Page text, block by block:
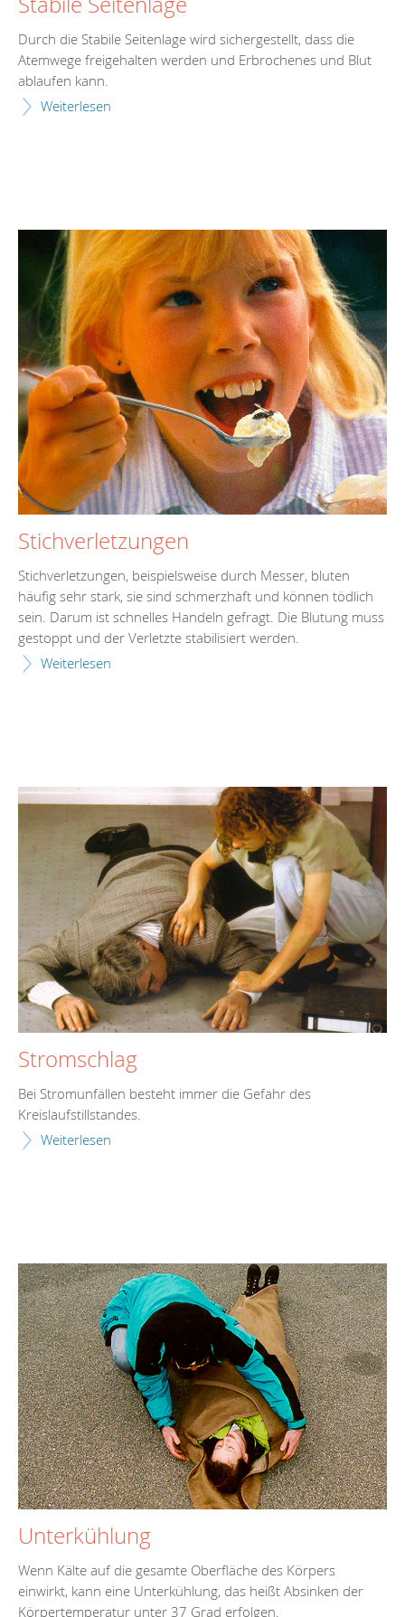
Durch die Stabile Seitenlage wird sichergestellt, dass die
Atemwege freigehalten werden und Erbrochenes und Blut
ablaufen kann.
Weiterlesen
Stichverletzungen
Stichverletzungen, beispielsweise durch Messer, bluten
häufig sehr stark, sie sind schmerzhaft und können tödlich
sein. Darum ist schnelles Handeln gefragt. Die Blutung muss
gestoppt und der Verletzte stabilisiert werden.
Weiterlesen
Stromschlag
Bei Stromunfällen besteht immer die Gefahr des
Kreislaufstillstandes.
Weiterlesen
Unterkühlung
Wenn Kälte auf die gesamte Oberfläche des Körpers
einwirkt, kann eine Unterkühlung, das heißt Absinken der
Körpertemperatur unter 37 Grad erfolgen.